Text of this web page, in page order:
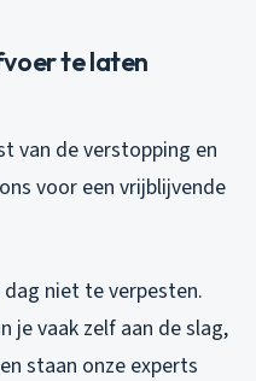
te laten
van de verstopping en
voor een vrijblijvende
niet te verpesten.
je vaak zelf aan de slag,
staan onze experts